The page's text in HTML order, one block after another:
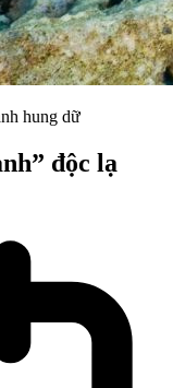
hung dữ
độc lạ